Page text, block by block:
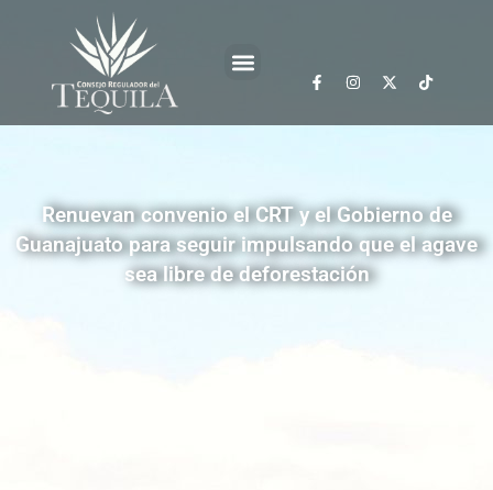
Renuevan convenio el CRT y el Gobierno de
Guanajuato para seguir impulsando que el agave
sea libre de deforestación